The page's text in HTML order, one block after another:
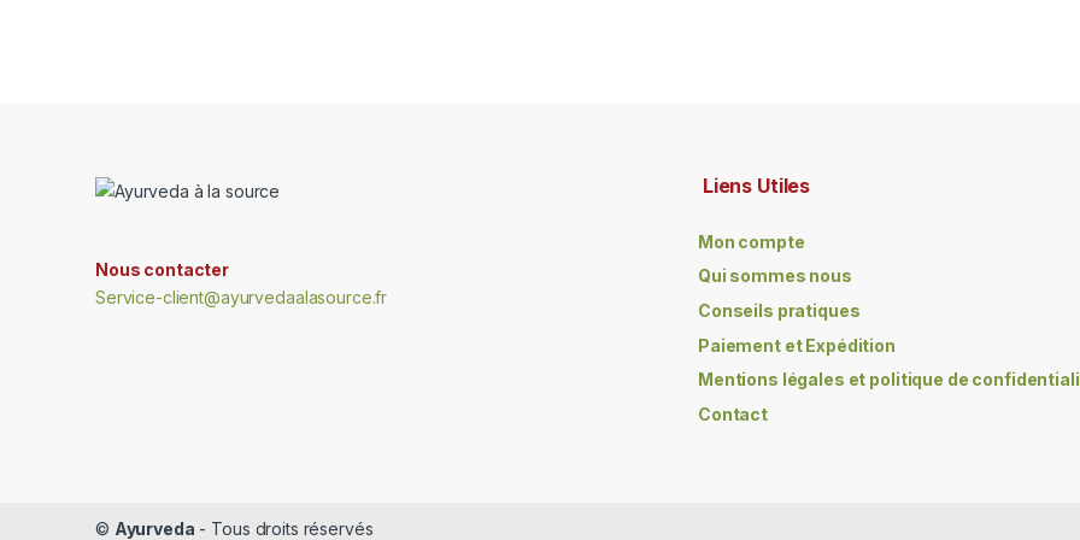
Nous contacter
Service-client@ayurvedaalasource.fr
Liens Utiles
Mon compte
Qui sommes nous
Conseils pratiques
Paiement et Expédition
Mentions légales et politique de
Contact
© Ayurveda - Tous droits réservés